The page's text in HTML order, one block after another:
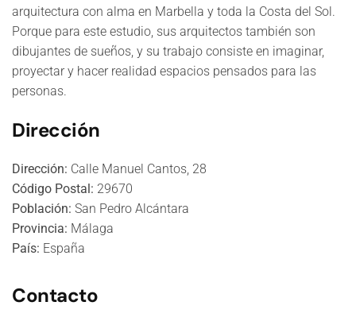
arquitectura con alma en Marbella y toda la Costa del Sol.
Porque para este estudio, sus arquitectos también son
dibujantes de sueños, y su trabajo consiste en imaginar,
proyectar y hacer realidad espacios pensados para las
personas.
Dirección
Dirección: Calle Manuel Cantos, 28
Código Postal: 29670
Población: San Pedro Alcántara
Provincia: Málaga
País: España
Contacto